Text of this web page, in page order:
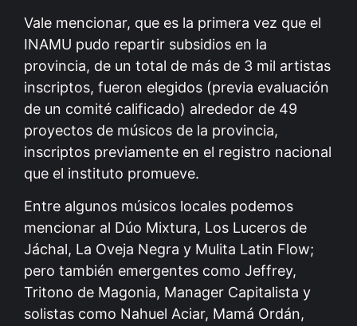
Vale mencionar, que es la primera vez que el
INAMU pudo repartir subsidios en la
provincia, de un total de más de 3 mil artistas
inscriptos, fueron elegidos (previa evaluación
de un comité calificado) alrededor de 49
proyectos de músicos de la provincia,
inscriptos previamente en el registro nacional
que el instituto promueve.
Entre algunos músicos locales podemos
mencionar al Dúo Mixtura, Los Luceros de
Jáchal, La Oveja Negra y Mulita Latin Flow;
pero también emergentes como Jeffrey,
Tritono de Magonia, Manager Capitalista y
solistas como Nahuel Aciar, Mamá Ordán,